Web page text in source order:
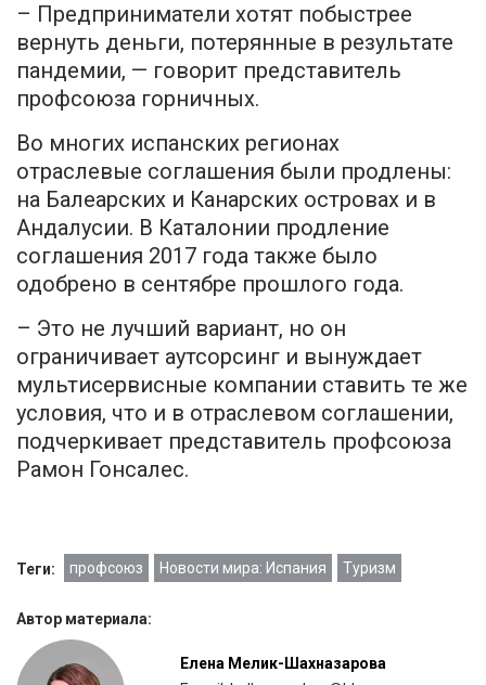
– Предприниматели хотят побыстрее
вернуть деньги, потерянные в результате
пандемии, — говорит представитель
профсоюза горничных.
Во многих испанских регионах
отраслевые соглашения были продлены:
на Балеарских и Канарских островах и в
Андалусии. В Каталонии продление
соглашения 2017 года также было
одобрено в сентябре прошлого года.
– Это не лучший вариант, но он
ограничивает аутсорсинг и вынуждает
мультисервисные компании ставить те же
условия, что и в отраслевом соглашении,
подчеркивает представитель профсоюза
Рамон Гонсалес.
Теги: профсоюз Новости мира: Испания Туризм
Автор материала:
Елена Мелик-Шахназарова